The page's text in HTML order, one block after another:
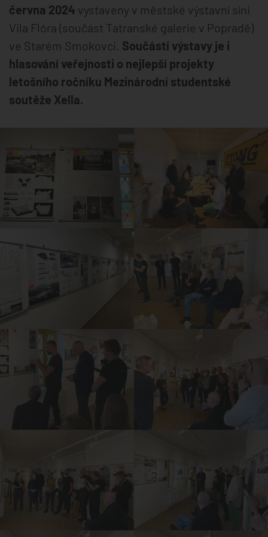
června 2024 vystaveny v městské výstavní síni
Vila Flóra (součást Tatranské galerie v Popradě)
ve Starém Smokovci. Součástí výstavy je i
hlasování veřejnosti o nejlepší projekty
letošního ročníku Mezinárodní studentské
soutěže Xella.